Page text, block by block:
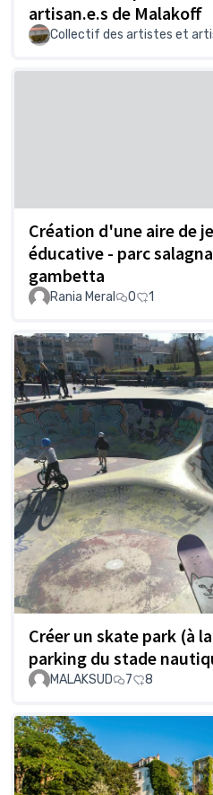
artisan.e.s de Malakoff
Collectif des artistes et
Création d'une aire de
éducative - parc
gambetta
Rania Meral 0 1
Créer un skate park (à
parking du stade
MALAKSUD 7 8